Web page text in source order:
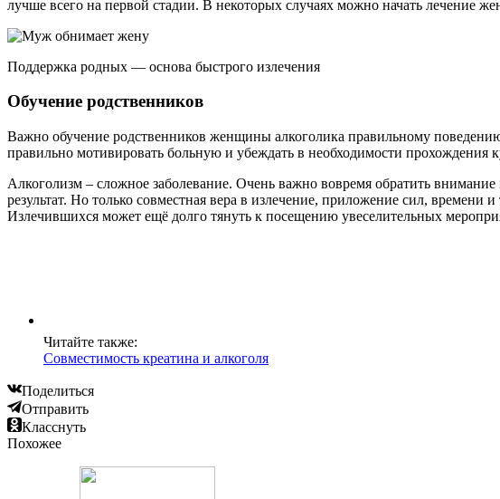
лучше всего на первой стадии. В некоторых случаях можно начать лечение
Поддержка родных — основа быстрого излечения
Обучение родственников
Важно обучение родственников женщины алкоголика правильному
правильно мотивировать больную и убеждать в необходимости
Алкоголизм – сложное заболевание. Очень важно вовремя обратить
результат. Но только совместная вера в излечение, приложение сил,
Излечившихся может ещё долго тянуть к посещению увеселительных
Читайте также:
Совместимость креатина и алкоголя
Поделиться
Отправить
Класснуть
Похожее